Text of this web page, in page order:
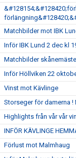
Matchbilder mot IBK
Inför IBK Lund 2 dec kl
Matchbilder
Inför Höllviken 22
Vinst mot Kävlinge
Storseger för damerna !
Highlights från vår vår
INFÖR KÄVLINGE
Förlust mot Malmhaug